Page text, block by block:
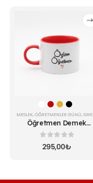
fazla
varyasyonu
var.
Seçenekler
MESLEK, ÖĞRETMENLER GÜNÜ, SWEET FINCAN
Öğretmen Demek
Fincan
05 üzerinden
295,00₺